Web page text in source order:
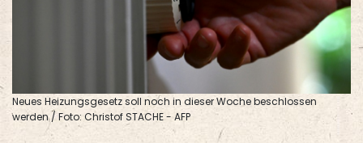
Neues Heizungsgesetz soll noch in dieser Woche beschlossen
werden / Foto: Christof STACHE - AFP